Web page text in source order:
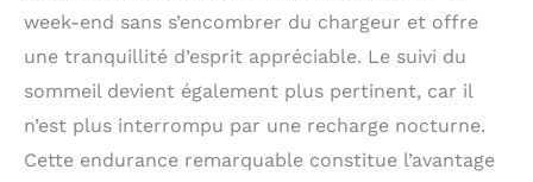
week-end sans s’encombrer du chargeur et offre
une tranquillité d’esprit appréciable. Le suivi du
sommeil devient également plus pertinent, car il
n’est plus interrompu par une recharge nocturne.
Cette endurance remarquable constitue l’avantage